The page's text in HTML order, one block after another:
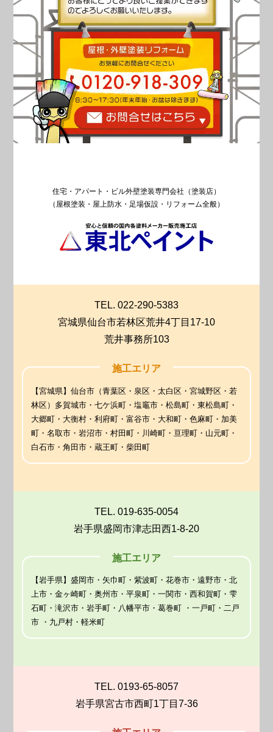
住宅・アパート・ビル外壁塗装専門会社（塗装店）
（屋根塗装・屋上防水・足場仮設・リフォーム全般）
TEL. 022-290-5383
宮城県仙台市若林区荒井4丁目17-10
荒井事務所103
施工エリア
【宮城県】仙台市（青葉区・泉区・太白区・宮城野区・若
林区）多賀城市・七ケ浜町・塩竈市・松島町・東松島町・
大郷町・大衡村・利府町・富谷市・大和町・色麻町・加美
町・名取市・岩沼市・村田町・川崎町・亘理町・山元町・
白石市・角田市・蔵王町・柴田町
TEL. 019-635-0054
岩手県盛岡市津志田西1-8-20
施工エリア
【岩手県】盛岡市・矢巾町・紫波町・花巻市・遠野市・北
上市・金ヶ崎町・奥州市・平泉町・一関市・西和賀町・雫
石町・滝沢市・岩手町・八幡平市・葛巻町 ・一戸町・二戸
市 ・九戸村・軽米町
TEL. 0193-65-8057
岩手県宮古市西町1丁目7-36